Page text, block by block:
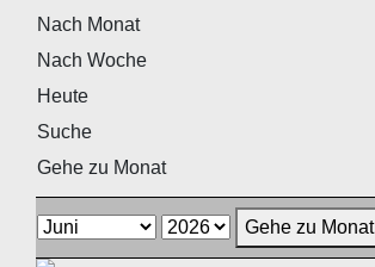
Nach Monat
Nach Woche
Heute
Suche
Gehe zu Monat
Gehe zu Monat